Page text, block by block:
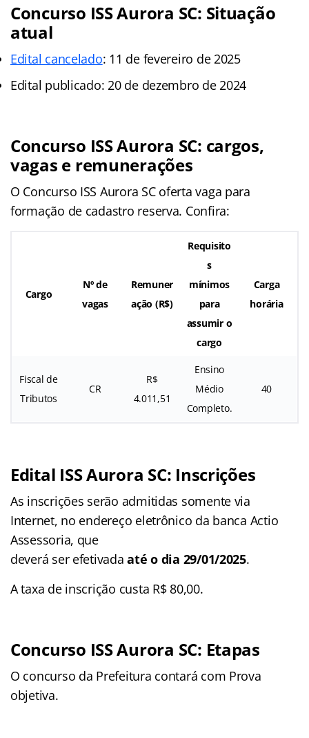
Concurso ISS Aurora SC: Situação
atual
Edital cancelado: 11 de fevereiro de 2025
Edital publicado: 20 de dezembro de 2024
Concurso ISS Aurora SC: cargos,
vagas e remunerações
O Concurso ISS Aurora SC oferta vaga para
formação de cadastro reserva. Confira:
Cargo
Nº de
vagas
Remuner
ação (R$)
Requisito
s
mínimos
para
assumir o
cargo
Carga
horária
Fiscal de
Tributos
CR
R$
4.011,51
Ensino
Médio
Completo.
40
Edital ISS Aurora SC: Inscrições
As inscrições serão admitidas somente via
Internet, no endereço eletrônico da banca Actio
Assessoria, que
deverá ser efetivadaaté o dia 29/01/2025.
A taxa de inscrição custa R$ 80,00.
Concurso ISS Aurora SC: Etapas
O concurso da Prefeitura contará com Prova
objetiva.